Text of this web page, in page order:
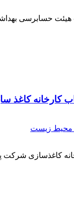
حسابرسی
کارخانه
محیط زیست
کاغذسازی شرکت